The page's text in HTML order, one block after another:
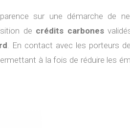
sur une démarche de
de crédits carbones
. En contact avec les porteurs
à la fois de réduire les